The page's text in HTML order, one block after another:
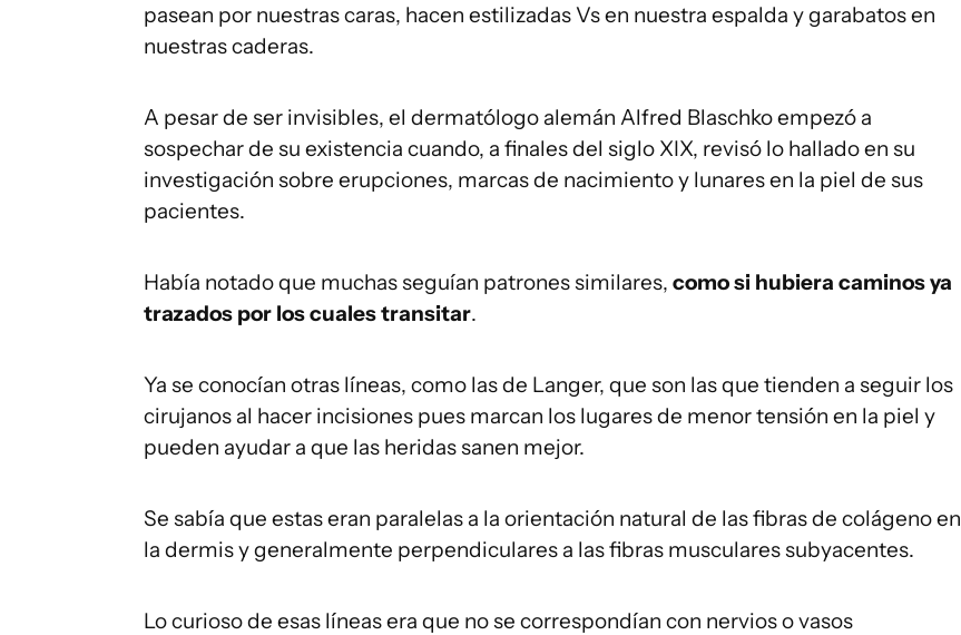
pasean por nuestras caras, hacen estilizadas Vs en nuestra espalda y garabatos en
nuestras caderas.
A pesar de ser invisibles, el dermatólogo alemán Alfred Blaschko empezó a
sospechar de su existencia cuando, a finales del siglo XIX, revisó lo hallado en su
investigación sobre erupciones, marcas de nacimiento y lunares en la piel de sus
pacientes.
Había notado que muchas seguían patrones similares, como si hubiera caminos ya
trazados por los cuales transitar.
Ya se conocían otras líneas, como las de Langer, que son las que tienden a seguir los
cirujanos al hacer incisiones pues marcan los lugares de menor tensión en la piel y
pueden ayudar a que las heridas sanen mejor.
Se sabía que estas eran paralelas a la orientación natural de las fibras de colágeno en
la dermis y generalmente perpendiculares a las fibras musculares subyacentes.
Lo curioso de esas líneas era que no se correspondían con nervios o vasos